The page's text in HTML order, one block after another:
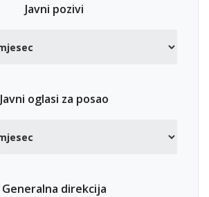
Javni pozivi
Javni oglasi za posao
Generalna direkcija